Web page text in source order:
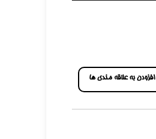
افزودن به علاقه مندی ها